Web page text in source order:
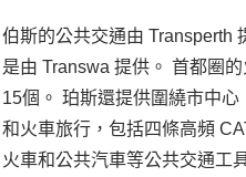
伯斯的公共交通由 Transperth
是由 Transwa 提供。 首都圈
15個。 珀斯還提供圍繞市中心
和火車旅行，包括四條高頻
火車和公共汽車等公共交通工